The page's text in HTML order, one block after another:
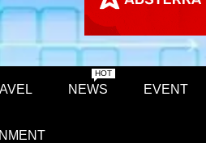
NEWS
HOT
EVENT